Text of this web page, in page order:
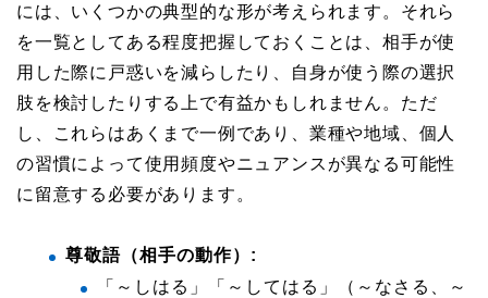
には、いくつかの典型的な形が考えられます。それら
を一覧としてある程度把握しておくことは、相手が使
用した際に戸惑いを減らしたり、自身が使う際の選択
肢を検討したりする上で有益かもしれません。ただ
し、これらはあくまで一例であり、業種や地域、個人
の習慣によって使用頻度やニュアンスが異なる可能性
に留意する必要があります。
尊敬語（相手の動作）:
「～しはる」「～してはる」（～なさる、～